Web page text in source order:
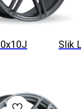
Slik